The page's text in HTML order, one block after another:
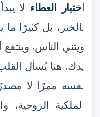
اختبار العطاء لا
بالخير، بل كثيرًا ما
ويثني الناس،
يدك. هنا يُسأل
نفسه ممرًا لا
الملكية